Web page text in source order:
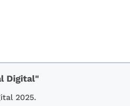
Digital"
2025.